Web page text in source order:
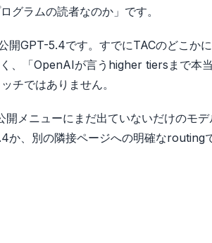
グラムの読者なのか」です。
開GPT-5.4です。すでにTACのどこか
、「OpenAIが言うhigher tiersまで本
チではありません。
メニューにまだ出ていないだけのモデ
、別の隣接ページへの明確なroutingで